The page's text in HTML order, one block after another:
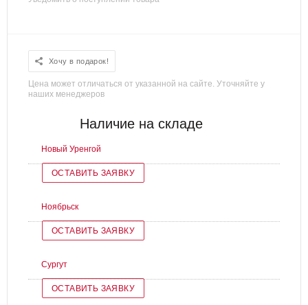
Хочу в подарок!
Цена может отличаться от указанной на сайте. Уточняйте у
наших менеджеров
Наличие на складе
Новый Уренгой
ОСТАВИТЬ ЗАЯВКУ
Ноябрьск
ОСТАВИТЬ ЗАЯВКУ
Сургут
ОСТАВИТЬ ЗАЯВКУ